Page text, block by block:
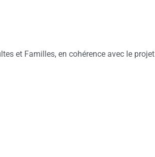
et Familles, en cohérence avec le